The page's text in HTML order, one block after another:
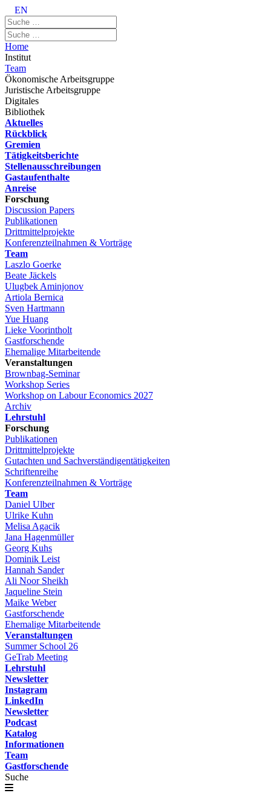
EN
Home
Institut
Team
Ökonomische Arbeitsgruppe
Juristische Arbeitsgruppe
Digitales
Bibliothek
Aktuelles
Rückblick
Gremien
Tätigkeitsberichte
Stellenausschreibungen
Gastaufenthalte
Anreise
Forschung
Discussion Papers
Publikationen
Drittmittelprojekte
Konferenzteilnahmen & Vorträge
Team
Laszlo Goerke
Beate Jäckels
Ulugbek Aminjonov
Artiola Bernica
Sven Hartmann
Yue Huang
Lieke Voorintholt
Gastforschende
Ehemalige Mitarbeitende
Veranstaltungen
Brownbag-Seminar
Workshop Series
Workshop on Labour Economics 2027
Archiv
Lehrstuhl
Forschung
Publikationen
Drittmittelprojekte
Gutachten und Sachverständigentätigkeiten
Schriftenreihe
Konferenzteilnahmen & Vorträge
Team
Daniel Ulber
Ulrike Kuhn
Melisa Agacik
Jana Hagenmüller
Georg Kuhs
Dominik Leist
Hannah Sander
Ali Noor Sheikh
Jaqueline Stein
Maike Weber
Gastforschende
Ehemalige Mitarbeitende
Veranstaltungen
Summer School 26
GeTrab Meeting
Lehrstuhl
Newsletter
Instagram
LinkedIn
Newsletter
Podcast
Katalog
Informationen
Team
Gastforschende
Suche